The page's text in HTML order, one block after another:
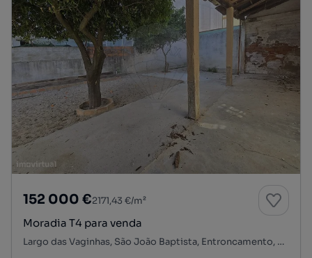
152 000 €2171,43 €/m²
Moradia T4 para venda
Largo das Vaginhas, São João Baptista, Entroncamento, Santarém